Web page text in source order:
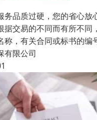
务品质过硬，您的省心放
据交易的不同而有所不
称，有关合同或标书的
有限公司